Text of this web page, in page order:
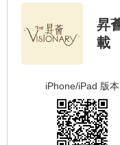
昇
載
iPhone/iPad 版本